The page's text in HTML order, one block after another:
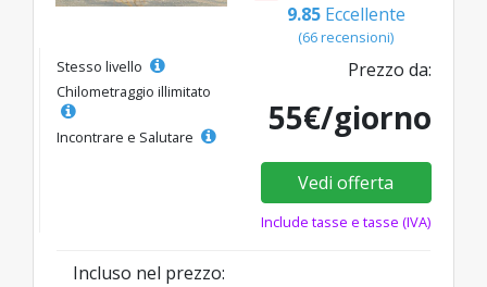
9.85 Eccellente
(66 recensioni)
Stesso livello
Chilometraggio illimitato
Incontrare e Salutare
Prezzo da:
55€/giorno
Vedi offerta
Include tasse e tasse (IVA)
Incluso nel prezzo: